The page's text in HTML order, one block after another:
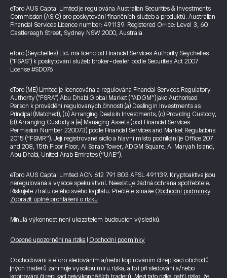
eToro AUS Capital Limited je regulována Australian Securities & Investments
Commission (ASIC) pro poskytování finančních služeb a produktů. Australian
Financial Services Licence number: 491139. Registered Office: Level 3, 60
Castlereagh Street, Sydney NSW 2000, Australia
eToro (Seychelles) Ltd. má licenci od Financial Services Authority Seychelles
("FSAS") k poskytování služeb broker-dealer podle Securities Act 2007
License #SD076
eToro (ME) Limited je licencována a regulována Financial Services Regulatory
Authority ("FSRA") Abu Dhabi Global Market (“ADGM”) jako Authorised
Person k provádění regulovaných činností (a) Dealing in Investments as
Principal (Matched), (b) Arranging Deals in Investments, (c) Providing Custody,
(d) Arranging Custody a (e) Managing Assets (pod Financial Services
Permission Number 220073) podle Financial Services and Market Regulations
2015 (“FSMR”). Její registrované sídlo a hlavní místo podnikání je Office 207
and 208, 15th Floor Floor, Al Sarab Tower, ADGM Square, Al Maryah Island,
Abu Dhabi, United Arab Emirates (“UAE”).
eToro AUS Capital Limited ACN 612 791 803 AFSL 491139. Kryptoaktiva jsou
neregulovaná a vysoce spekulativní. Neexistuje žádná ochrana spotřebitele.
Riskujete ztrátu celého svého kapitálu. Přečtěte si naše Obchodní podmínky.
Zobrazit úplné prohlášení o riziku
Minulá výkonnost není ukazatelem budoucích výsledků.
Obecné upozornění na rizika Obchodní podmínky
Obchodování s eToro sledováním a/nebo kopírováním či replikací obchodů
jiných traderů zahrnuje vysokou míru rizika, a to i při sledování a/nebo
kopírování či replikaci nejvýkonnějších traderů. Mezi tato rizika patří riziko, že